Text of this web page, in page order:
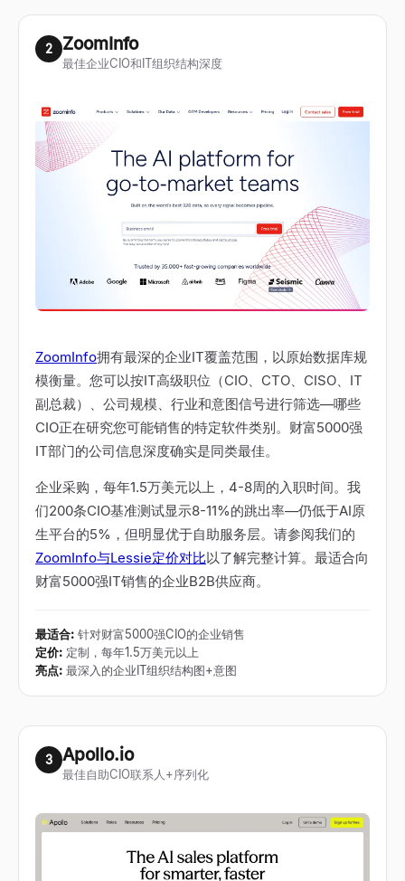
2 ZoomInfo
最佳企业CIO和IT组织结构深度
ZoomInfo拥有最深的企业IT覆盖范围，以原始数据库规
模衡量。您可以按IT高级职位（CIO、CTO、CISO、IT
副总裁）、公司规模、行业和意图信号进行筛选—哪些
CIO正在研究您可能销售的特定软件类别。财富5000强
IT部门的公司信息深度确实是同类最佳。
企业采购，每年1.5万美元以上，4-8周的入职时间。我
们200条CIO基准测试显示8-11%的跳出率—仍低于AI原
生平台的5%，但明显优于自助服务层。请参阅我们的
ZoomInfo与Lessie定价对比以了解完整计算。最适合向
财富5000强IT销售的企业B2B供应商。
最适合: 针对财富5000强CIO的企业销售
定价: 定制，每年1.5万美元以上
亮点: 最深入的企业IT组织结构图+意图
3 Apollo.io
最佳自助CIO联系人+序列化